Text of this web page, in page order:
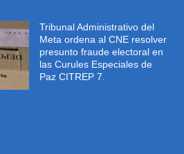
Tribunal Administrativo del
Meta ordena al CNE resolver
presunto fraude electoral en
las Curules Especiales de
Paz CITREP 7.